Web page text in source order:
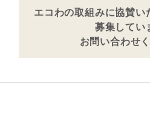
エコわの取組みに協賛い
募集してい
お問い合わせ